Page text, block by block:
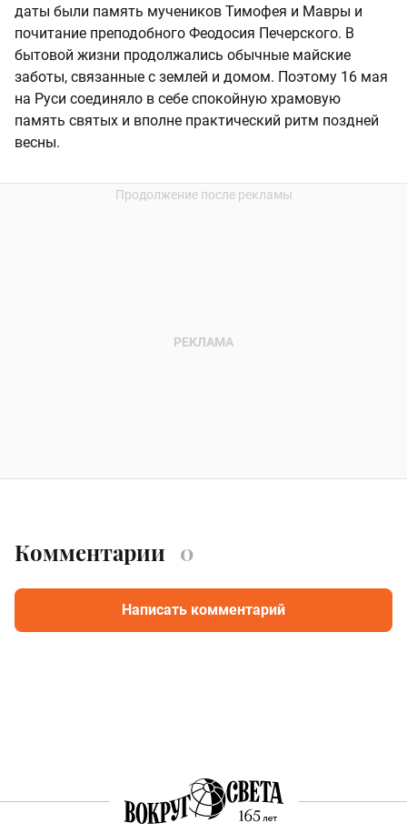
даты были память мучеников Тимофея и Мавры и
почитание преподобного Феодосия Печерского. В
бытовой жизни продолжались обычные майские
заботы, связанные с землей и домом. Поэтому 16 мая
на Руси соединяло в себе спокойную храмовую
память святых и вполне практический ритм поздней
весны.
Комментарии 0
Написать комментарий